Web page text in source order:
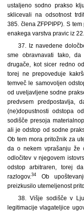
ustaljeno sodno prakso
sklicevali na odsotnost
385. člena ZFPPIPP). S
enakega varstva pravic iz
37. Iz navedene
sme obravnavati tako,
drugače, kot sicer redno
torej ne prepoveduje
temveč le samovoljen
od uveljavljene sodne
predvsem predpostavlja,
(ne)dopustnosti odstopa
sodišče presoja
ali je odstop od sodne
Ob tem mora pritožnik za
da o nekem vprašanju že
odločitev v njegovem
odstop arbitraren, torej
razlogov. 34
Ob
preizkusilo utemeljenost
38. Višje sodišče v
legitimacije vlagateljice